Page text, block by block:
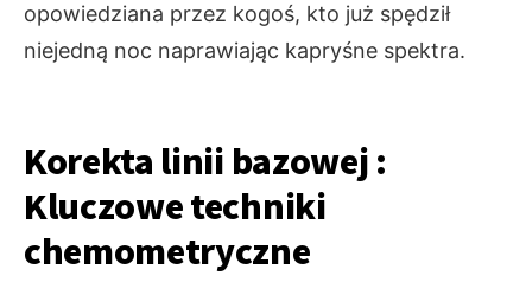
opowiedziana przez kogoś, kto już spędził
niejedną noc naprawiając kapryśne spektra.
Korekta linii bazowej :
Kluczowe techniki
chemometryczne